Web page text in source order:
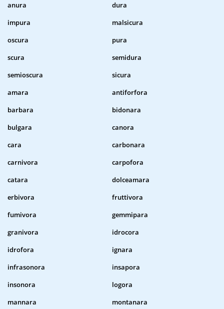
anura
dura
impura
malsicura
oscura
pura
scura
semidura
semioscura
sicura
amara
antiforfora
barbara
bidonara
bulgara
canora
cara
carbonara
carnivora
carpofora
catara
dolceamara
erbivora
fruttivora
fumivora
gemmipara
granivora
idrocora
idrofora
ignara
infrasonora
insapora
insonora
logora
mannara
montanara